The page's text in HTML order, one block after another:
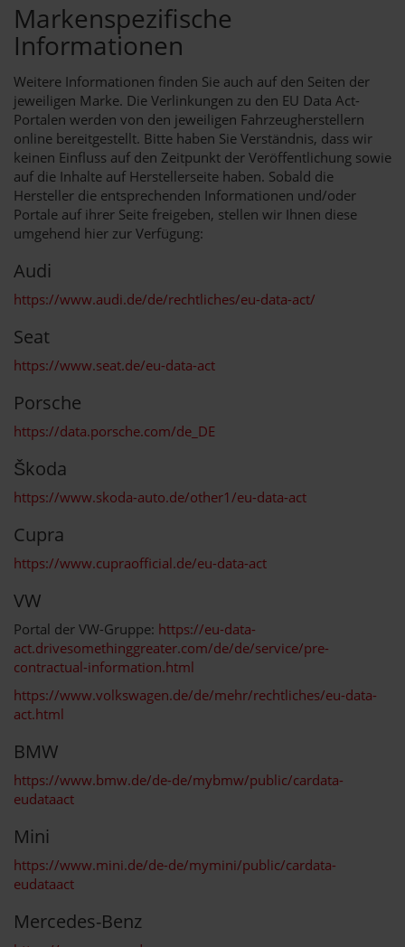
Markenspezifische
Informationen
Weitere Informationen finden Sie auch auf den Seiten der
jeweiligen Marke. Die Verlinkungen zu den EU Data Act-
Portalen werden von den jeweiligen Fahrzeugherstellern
online bereitgestellt. Bitte haben Sie Verständnis, dass wir
keinen Einfluss auf den Zeitpunkt der Veröffentlichung sowie
auf die Inhalte auf Herstellerseite haben. Sobald die
Hersteller die entsprechenden Informationen und/oder
Portale auf ihrer Seite freigeben, stellen wir Ihnen diese
umgehend hier zur Verfügung:
Audi
https://www.audi.de/de/rechtliches/eu-data-act/
Seat
https://www.seat.de/eu-data-act
Porsche
https://data.porsche.com/de_DE
Škoda
https://www.skoda-auto.de/other1/eu-data-act
Cupra
https://www.cupraofficial.de/eu-data-act
VW
Portal der VW-Gruppe: https://eu-data-
act.drivesomethinggreater.com/de/de/service/pre-
contractual-information.html
https://www.volkswagen.de/de/mehr/rechtliches/eu-data-
act.html
BMW
https://www.bmw.de/de-de/mybmw/public/cardata-
eudataact
Mini
https://www.mini.de/de-de/mymini/public/cardata-
eudataact
Mercedes-Benz